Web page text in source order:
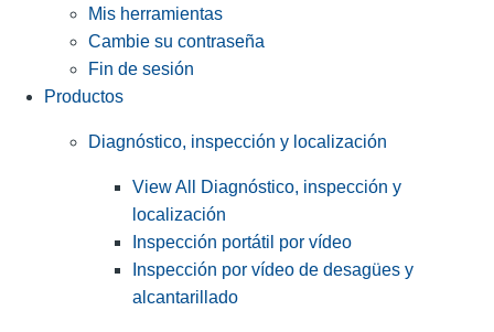
Mis herramientas
Cambie su contraseña
Fin de sesión
Productos
Diagnóstico, inspección y localización
View All Diagnóstico, inspección y
localización
Inspección portátil por vídeo
Inspección por vídeo de desagües y
alcantarillado